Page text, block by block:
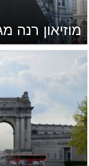
מוזיאון רנה